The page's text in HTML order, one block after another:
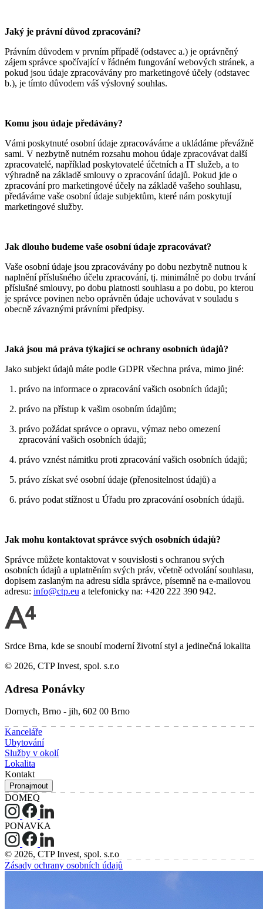
Jaký je právní důvod zpracování?
Právním důvodem v prvním případě (odstavec a.) je oprávněný
zájem správce spočívající v řádném fungování webových stránek, a
pokud jsou údaje zpracovávány pro marketingové účely (odstavec
b.), je tímto důvodem váš výslovný souhlas.
Komu jsou údaje předávány?
Vámi poskytnuté osobní údaje zpracováváme a ukládáme převážně
sami. V nezbytně nutném rozsahu mohou údaje zpracovávat další
zpracovatelé, například poskytovatelé účetních a IT služeb, a to
výhradně na základě smlouvy o zpracování údajů. Pokud jde o
zpracování pro marketingové účely na základě vašeho souhlasu,
předáváme vaše osobní údaje subjektům, které nám poskytují
marketingové služby.
Jak dlouho budeme vaše osobní údaje zpracovávat?
Vaše osobní údaje jsou zpracovávány po dobu nezbytně nutnou k
naplnění příslušného účelu zpracování, tj. minimálně po dobu trvání
příslušné smlouvy, po dobu platnosti souhlasu a po dobu, po kterou
je správce povinen nebo oprávněn údaje uchovávat v souladu s
obecně závaznými právními předpisy.
Jaká jsou má práva týkající se ochrany osobních údajů?
Jako subjekt údajů máte podle GDPR všechna práva, mimo jiné:
právo na informace o zpracování vašich osobních údajů;
právo na přístup k vašim osobním údajům;
právo požádat správce o opravu, výmaz nebo omezení
zpracování vašich osobních údajů;
právo vznést námitku proti zpracování vašich osobních údajů;
právo získat své osobní údaje (přenositelnost údajů) a
právo podat stížnost u Úřadu pro zpracování osobních údajů.
Jak mohu kontaktovat správce svých osobních údajů?
Správce můžete kontaktovat v souvislosti s ochranou svých
osobních údajů a uplatněním svých práv, včetně odvolání souhlasu,
dopisem zaslaným na adresu sídla správce, písemně na e-mailovou
adresu: info@ctp.eu a telefonicky na: +420 222 390 942.
Srdce Brna, kde se snoubí moderní životní styl a jedinečná lokalita
© 2026, CTP Invest, spol. s.r.o
Adresa Ponávky
Dornych, Brno - jih, 602 00 Brno
Kanceláře
Ubytování
Služby v okolí
Lokalita
Kontakt
Pronajmout
DOMEQ
PONAVKA
© 2026, CTP Invest, spol. s.r.o
Zásady ochrany osobních údajů